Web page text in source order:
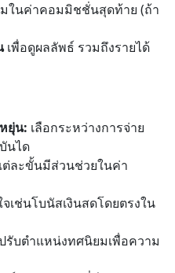
ในค่าคอมมิชชั่นสุดท้าย (ถ้า
เพื่อดูผลลัพธ์ รวมถึงรายได้
ยุ่น: เลือกระหว่างการจ่าย
นได
ต่ละขั้นมีส่วนช่วยในค่า
จเช่นโบนัสเงินสดโดยตรงใน
รับตำแหน่งทศนิยมเพื่อความ